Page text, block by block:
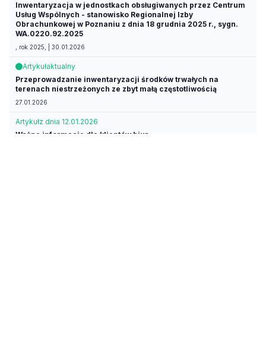
Inwentaryzacja w jednostkach obsługiwanych przez Centrum
Usług Wspólnych - stanowisko Regionalnej Izby
Obrachunkowej w Poznaniu z dnia 18 grudnia 2025 r., sygn.
WA.0220.92.2025
, rok 2025, | 30.01.2026
Artykułaktualny
Przeprowadzanie inwentaryzacji środków trwałych na
terenach niestrzeżonych ze zbyt małą częstotliwością
27.01.2026
Artykułz dnia 12.01.2026
Ważne informacje dla klientów biur